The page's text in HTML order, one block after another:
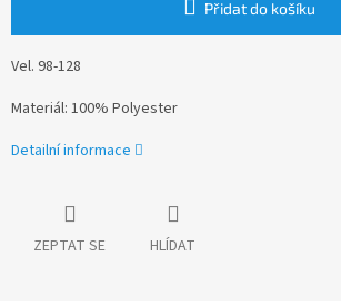
Přidat do košíku
Vel. 98-128
Materiál: 100% Polyester
Detailní informace
ZEPTAT SE HLÍDAT